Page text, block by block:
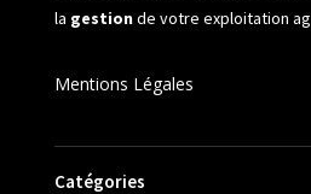
la gestionde votre exploitation
Mentions Légales
Catégories